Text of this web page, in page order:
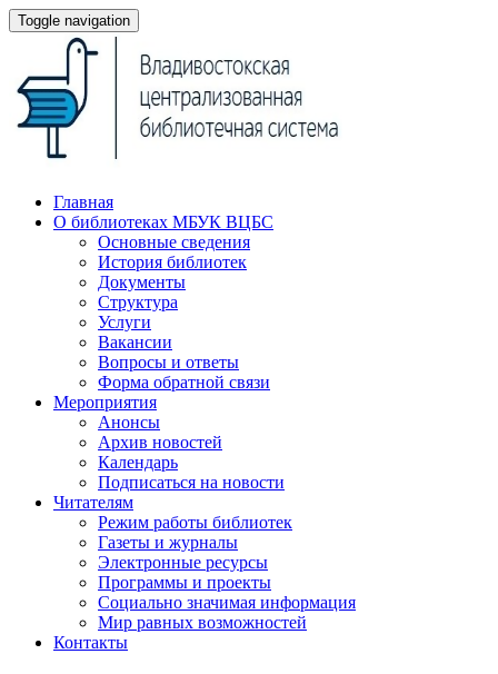
Toggle navigation
Главная
О библиотеках МБУК ВЦБС
Основные сведения
История библиотек
Документы
Структура
Услуги
Вакансии
Вопросы и ответы
Форма обратной связи
Мероприятия
Анонсы
Архив новостей
Календарь
Подписаться на новости
Читателям
Режим работы библиотек
Газеты и журналы
Электронные ресурсы
Программы и проекты
Социально значимая информация
Мир равных возможностей
Контакты